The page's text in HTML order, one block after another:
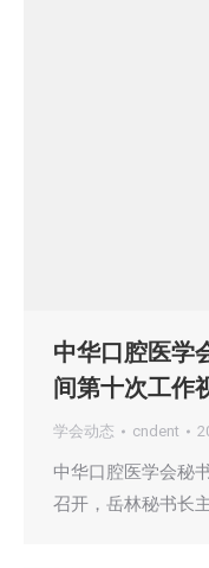
中华口腔医学
间第十次工作
学会动态 cndent
中华口腔医学会秘
召开，岳林秘书长